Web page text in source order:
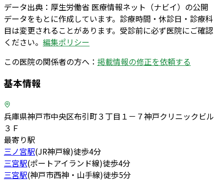
データ出典： 厚生労働省 医療情報ネット（ナビイ）の公開
データをもとに作成しています。診療時間・休診日・診療科
目は変更されることがあります。受診前に必ず医院にご確認
ください。 編集ポリシー
この医院の関係者の方へ： 掲載情報の修正を依頼する
基本情報
兵庫県神戸市中央区布引町３丁目１－７神戸クリニックビル
３Ｆ
最寄り駅
三ノ宮駅(JR神戸線)徒歩4分
三宮駅(ポートアイランド線)徒歩4分
三宮駅(神戸市西神・山手線)徒歩5分